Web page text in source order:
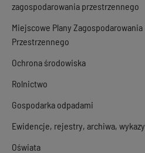
zagospodarowania przestrzennego
Miejscowe Plany Zagospodarowania
Przestrzennego
Ochrona środowiska
Rolnictwo
Gospodarka odpadami
Ewidencje, rejestry, archiwa, wykazy
Oświata